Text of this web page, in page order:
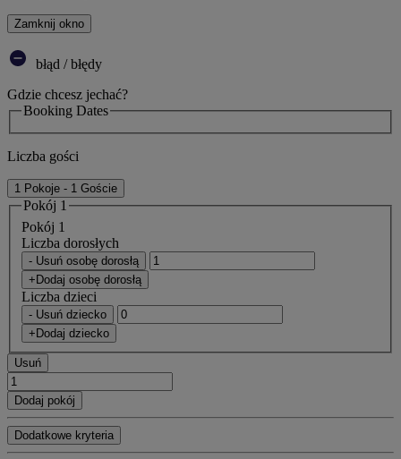
Zamknij okno
błąd / błędy
Gdzie chcesz jechać?
Booking Dates
Liczba gości
1 Pokoje - 1 Goście
Pokój 1
Pokój 1
Liczba dorosłych
- Usuń osobę dorosłą
+Dodaj osobę dorosłą
Liczba dzieci
- Usuń dziecko
+Dodaj dziecko
Usuń
Dodaj pokój
Dodatkowe kryteria